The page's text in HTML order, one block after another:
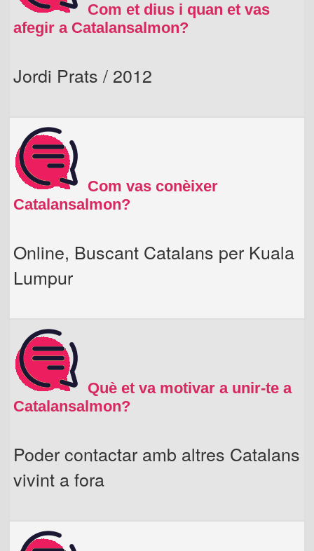
Com et dius i quan et vas
afegir a Catalansalmon?
Jordi Prats / 2012
Com vas conèixer
Catalansalmon?
Online, Buscant Catalans per Kuala
Lumpur
Què et va motivar a unir-te a
Catalansalmon?
Poder contactar amb altres Catalans
vivint a fora